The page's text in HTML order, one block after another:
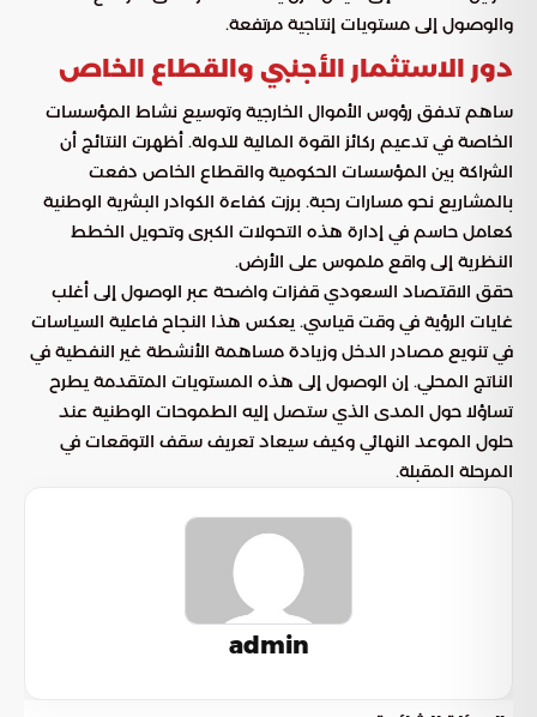
والوصول إلى مستويات إنتاجية مرتفعة.
دور الاستثمار الأجنبي والقطاع الخاص
ساهم تدفق رؤوس الأموال الخارجية وتوسيع نشاط المؤسسات
الخاصة في تدعيم ركائز القوة المالية للدولة. أظهرت النتائج أن
الشراكة بين المؤسسات الحكومية والقطاع الخاص دفعت
بالمشاريع نحو مسارات رحبة. برزت كفاءة الكوادر البشرية الوطنية
كعامل حاسم في إدارة هذه التحولات الكبرى وتحويل الخطط
النظرية إلى واقع ملموس على الأرض.
حقق الاقتصاد السعودي قفزات واضحة عبر الوصول إلى أغلب
غايات الرؤية في وقت قياسي. يعكس هذا النجاح فاعلية السياسات
في تنويع مصادر الدخل وزيادة مساهمة الأنشطة غير النفطية في
الناتج المحلي. إن الوصول إلى هذه المستويات المتقدمة يطرح
تساؤلا حول المدى الذي ستصل إليه الطموحات الوطنية عند
حلول الموعد النهائي وكيف سيعاد تعريف سقف التوقعات في
المرحلة المقبلة.
admin